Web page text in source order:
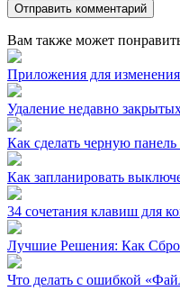
Вам также может
Приложения для
Удаление недавно
Как сделать черную панель
Как запланировать
34 сочетания клавиш для
Лучшие Решения: Как
Что делать с ошибкой